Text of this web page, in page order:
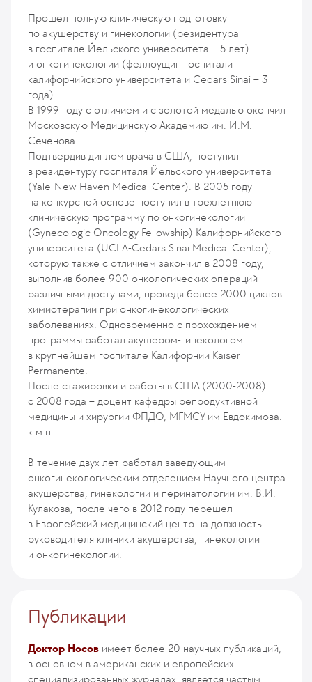
Прошел полную клиническую подготовку
по акушерству и гинекологии (резидентура
в госпитале Йельского университета – 5 лет)
и онкогинекологии (феллоущип госпитали
калифорнийского университета и Cedars Sinai – 3
года).
В 1999 году с отличием и с золотой медалью окончил
Московскую Медицинскую Академию им. И.М.
Сеченова.
Подтвердив диплом врача в США, поступил
в резидентуру госпиталя Йельского университета
(Yale-New Haven Medical Center). В 2005 году
на конкурсной основе поступил в трехлетнюю
клиническую программу по онкогинекологии
(Gynecologic Oncology Fellowship) Калифорнийского
университета (UCLA-Cedars Sinai Medical Center),
которую также с отличием закончил в 2008 году,
выполнив более 900 онкологических операций
различными доступами, проведя более 2000 циклов
химиотерапии при онкогинекологических
заболеваниях. Одновременно с прохождением
программы работал акушером-гинекологом
в крупнейшем госпитале Калифорнии Kaiser
Permanente.
После стажировки и работы в США (2000-2008)
с 2008 года – доцент кафедры репродуктивной
медицины и хирургии ФПДО, МГМСУ им Евдокимова.
к.м.н.
В течение двух лет работал заведующим
онкогинекологическим отделением Научного центра
акушерства, гинекологии и перинатологии им. В.И.
Кулакова, после чего в 2012 году перешел
в Европейский медицинский центр на должность
руководителя клиники акушерства, гинекологии
и онкогинекологии.
Публикации
Доктор Носов имеет более 20 научных публикаций,
в основном в американских и европейских
специализированных журналах, является частым